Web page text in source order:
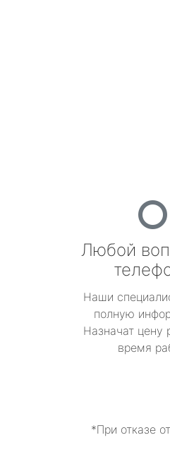
Любой
Наши
полную
Назначат цену
время
*При отказе